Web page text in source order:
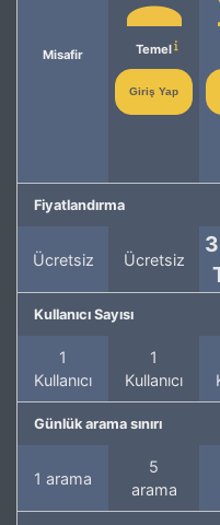
Misafir Temel
Giriş Yap
Fiyatlandırma
Ücretsiz Ücretsiz
Kullanıcı Sayısı
1
Kullanıcı
1
Kullanıcı
Günlük arama sınırı
1 arama
5
arama